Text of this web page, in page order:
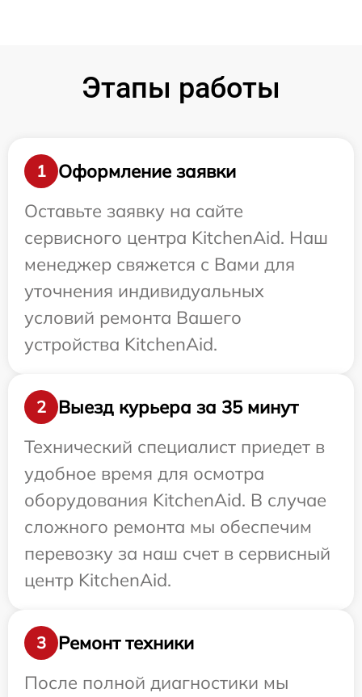
Этапы работы
1
Оформление заявки
Оставьте заявку на сайте
сервисного центра KitchenAid. Наш
менеджер свяжется с Вами для
уточнения индивидуальных
условий ремонта Вашего
устройства KitchenAid.
2
Выезд курьера за 35 минут
Технический специалист приедет в
удобное время для осмотра
оборудования KitchenAid. В случае
сложного ремонта мы обеспечим
перевозку за наш счет в сервисный
центр KitchenAid.
3
Ремонт техники
После полной диагностики мы